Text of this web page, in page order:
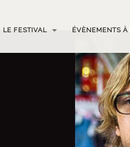
LE FESTIVAL ÉVÈNEMENTS À